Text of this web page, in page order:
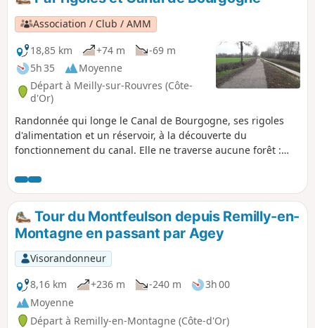
Association / Club / AMM
18,85 km
+74 m
-69 m
5h 35
Moyenne
Départ à Meilly-sur-Rouvres (Côte-
d'Or)
Randonnée qui longe le Canal de Bourgogne, ses rigoles
d'alimentation et un réservoir, à la découverte du
fonctionnement du canal. Elle ne traverse aucune forêt :
gibier. C'est donc une belle randonnée pour les journées
ensoleillées d'hiver.
Tour du Montfeulson depuis Remilly-en-
Montagne en passant par Agey
Visorandonneur
8,16 km
+236 m -240 m
3h 00
Moyenne
Départ à Remilly-en-Montagne (Côte-d'Or)